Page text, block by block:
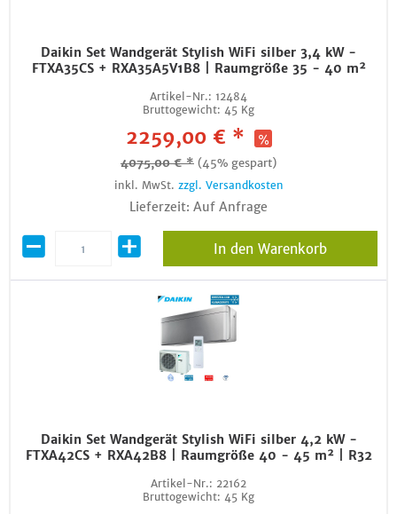
Daikin Set Wandgerät Stylish WiFi silber 3,4 kW -
FTXA35CS + RXA35A5V1B8 | Raumgröße 35 - 40 m²
Artikel-Nr.: 12484
Bruttogewicht: 45 Kg
2259,00 € *
4075,00 € * (45% gespart)
inkl. MwSt. zzgl. Versandkosten
Lieferzeit: Auf Anfrage
In den Warenkorb
Daikin Set Wandgerät Stylish WiFi silber 4,2 kW -
FTXA42CS + RXA42B8 | Raumgröße 40 - 45 m² | R32
Artikel-Nr.: 22162
Bruttogewicht: 45 Kg